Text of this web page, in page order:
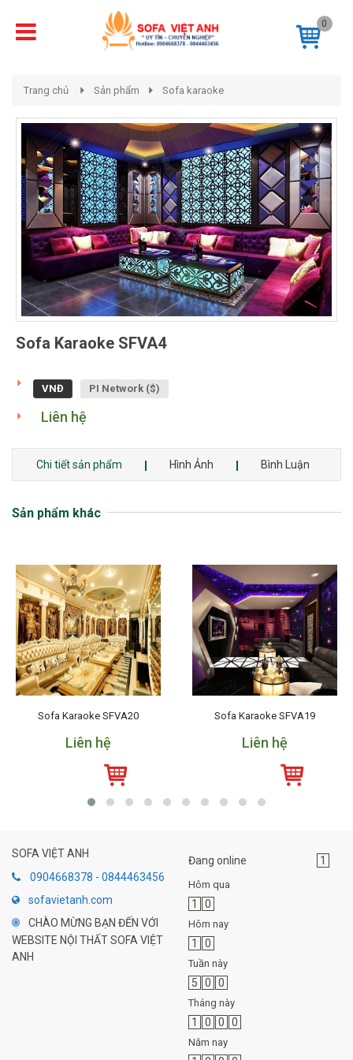
0
Trang chủ Sản phẩm Sofa karaoke
Sofa Karaoke SFVA4
VNĐ PI Network ($)
Liên hệ
Chi tiết sản phẩm Hình Ảnh Bình Luận
Sản phẩm khác
Sofa Karaoke SFVA20
Liên hệ
Sofa Karaoke SFVA19
Liên hệ
SOFA VIỆT ANH
0904668378 - 0844463456
sofavietanh.com
CHÀO MỪNG BẠN ĐẾN VỚI
WEBSITE NỘI THẤT SOFA VIỆT
ANH
Đang online 1
Hôm qua
1 0
Hôm nay
1 0
Tuần này
5 0 0
Tháng này
1 0 0 0
Năm nay